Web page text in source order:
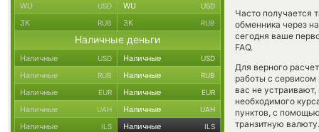
Часто получается
обменника через
сегодня ваше
FAQ.
Для верного
работы с
вас не
необходимого
пунктов, с
транзитную валюту.
WU USD WU USD
ЗК RUB ЗК RUB
Наличные деньги
Наличные USD Наличные USD
Наличные RUB Наличные RUB
Наличные EUR Наличные EUR
Наличные UAH Наличные UAH
Наличные ILS Наличные ILS